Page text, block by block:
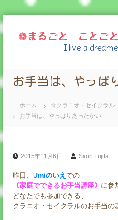
ス
キ
❁まるごと ことご
I live a
お手当は、やっぱ
ホーム
☆クラニオ・セイクラル
お手当は、やっぱりあったかい
2015年11月6日 Saori Fujita
昨日、Umiのいえ での
《家庭でできるお手当講座》 に参
どなたでも参加できる、
クラニオ・セイクラルのお手当の